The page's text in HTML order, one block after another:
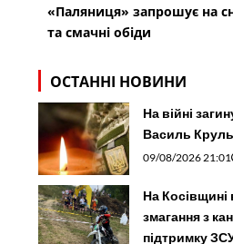
«Паляниця» запрошує на
та смачні обіди
ОСТАННІ НОВИНИ
На війні
Василь
09/08/2026 21:01
На Косівщині
змагання з
підтримку